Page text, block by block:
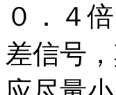
０．４
差信号